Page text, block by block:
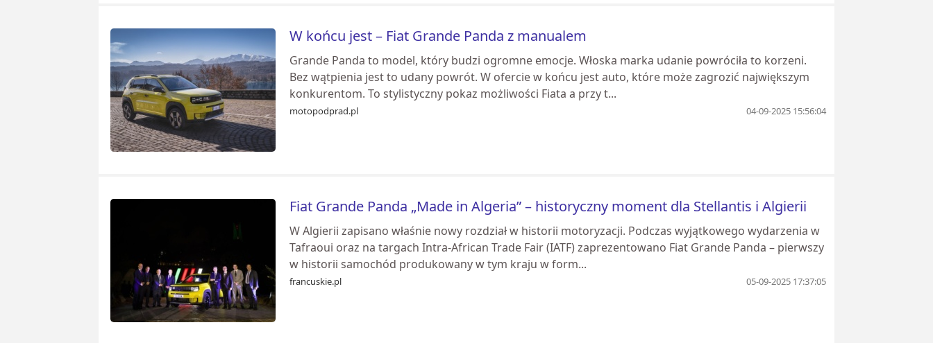
W końcu jest – Fiat Grande Panda z manualem
Grande Panda to model, który budzi ogromne emocje. Włoska marka udanie powróciła to korzeni.
Bez wątpienia jest to udany powrót. W ofercie w końcu jest auto, które może zagrozić największym
konkurentom. To stylistyczny pokaz możliwości Fiata a przy t...
motopodprad.pl 04-09-2025 15:56:04
Fiat Grande Panda „Made in Algeria” – historyczny moment dla Stellantis i Algierii
W Algierii zapisano właśnie nowy rozdział w historii motoryzacji. Podczas wyjątkowego wydarzenia w
Tafraoui oraz na targach Intra-African Trade Fair (IATF) zaprezentowano Fiat Grande Panda – pierwszy
w historii samochód produkowany w tym kraju w form...
francuskie.pl 05-09-2025 17:37:05